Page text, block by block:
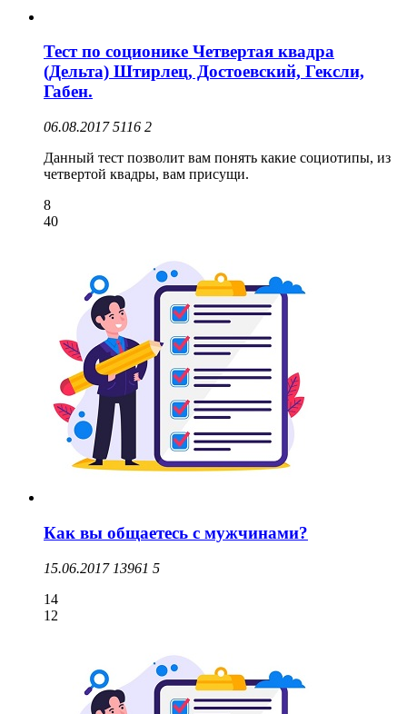
Тест по соционике Четвертая квадра
(Дельта) Штирлец, Достоевский, Гексли,
Габен.
06.08.2017 5116 2
Данный тест позволит вам понять какие социотипы, из
четвертой квадры, вам присущи.
8
40
Как вы общаетесь с мужчинами?
15.06.2017 13961 5
14
12